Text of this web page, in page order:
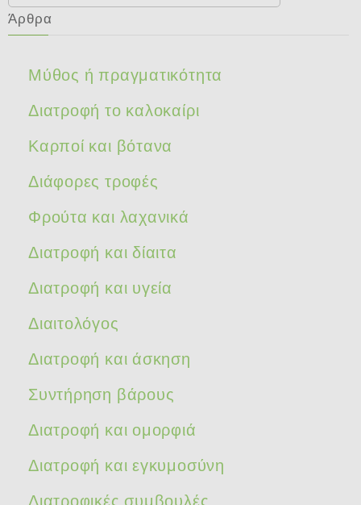
Άρθρα
Μύθος ή πραγματικότητα
Διατροφή το καλοκαίρι
Καρποί και βότανα
Διάφορες τροφές
Φρούτα και λαχανικά
Διατροφή και δίαιτα
Διατροφή και υγεία
Διαιτολόγος
Διατροφή και άσκηση
Συντήρηση βάρους
Διατροφή και ομορφιά
Διατροφή και εγκυμοσύνη
Διατροφικές συμβουλές